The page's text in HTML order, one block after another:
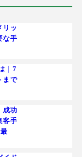
リッ
な手
｜7
まで
成功
客手